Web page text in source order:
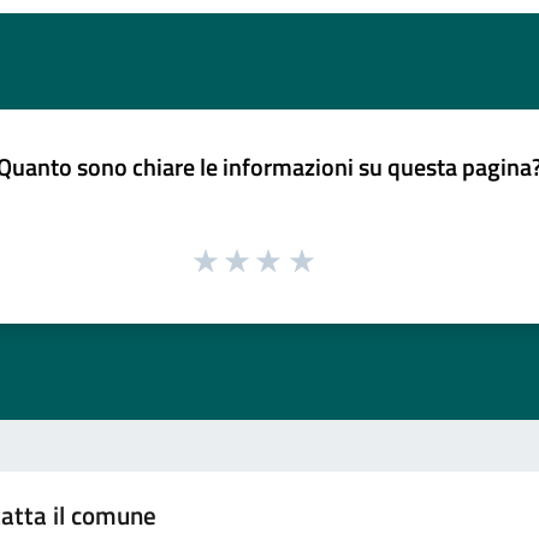
sono chiare le informazioni su questa
il comune